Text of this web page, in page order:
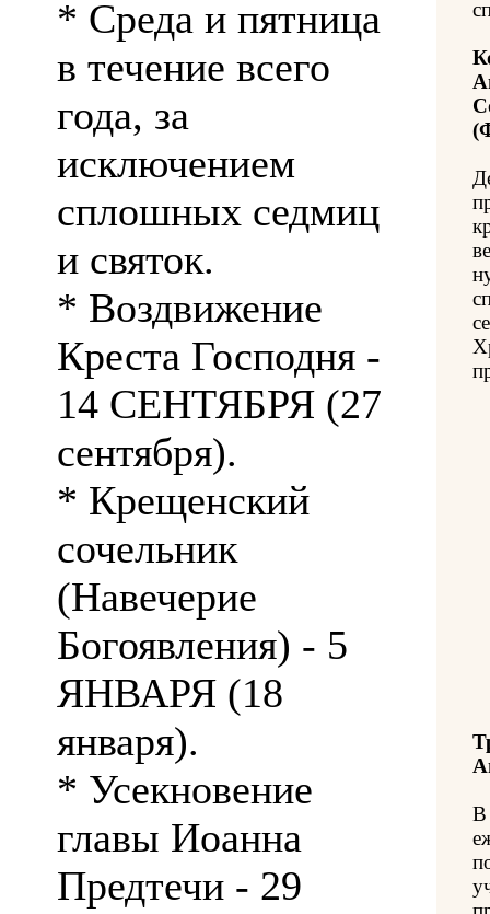
* Среда и пятница
в течение всего
года, за
исключением
сплошных седмиц
и святок.
* Воздвижение
Креста Господня -
14 СЕНТЯБРЯ (27
сентября).
* Крещенский
сочельник
(Навечерие
Богоявления) - 5
ЯНВАРЯ (18
января).
* Усекновение
главы Иоанна
Предтечи - 29
В